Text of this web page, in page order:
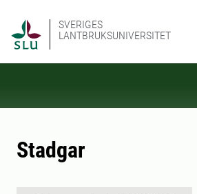
SVERIGES
LANTBRUKSUNIVERSITET
Stadgar